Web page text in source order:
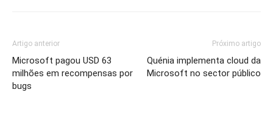
Artigo anterior
Microsoft pagou USD 63
milhões em recompensas por
bugs
Próximo artigo
Quénia implementa cloud da
Microsoft no sector público